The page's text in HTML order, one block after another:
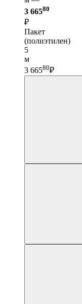
3 66580
₽
Пакет
(полиэтилен)
5
м
3 66580₽